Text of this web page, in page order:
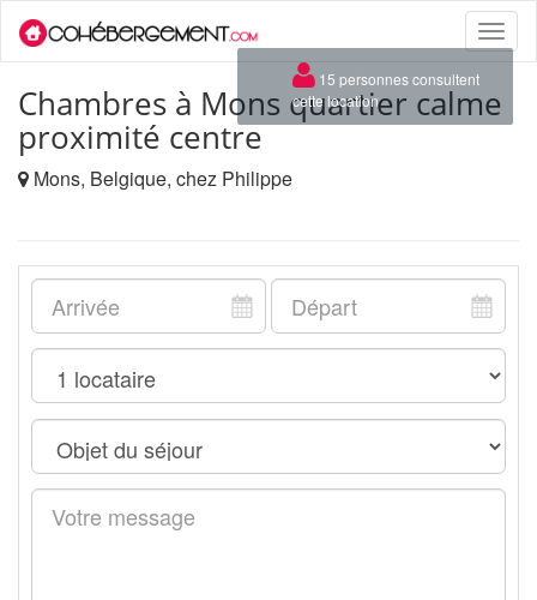
Toggle
Chambres à Mons quartier calme
proximité centre
Mons, Belgique, chez Philippe
×
15 personnes consultent
cette location